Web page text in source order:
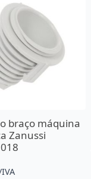
braço máquina
Zanussi